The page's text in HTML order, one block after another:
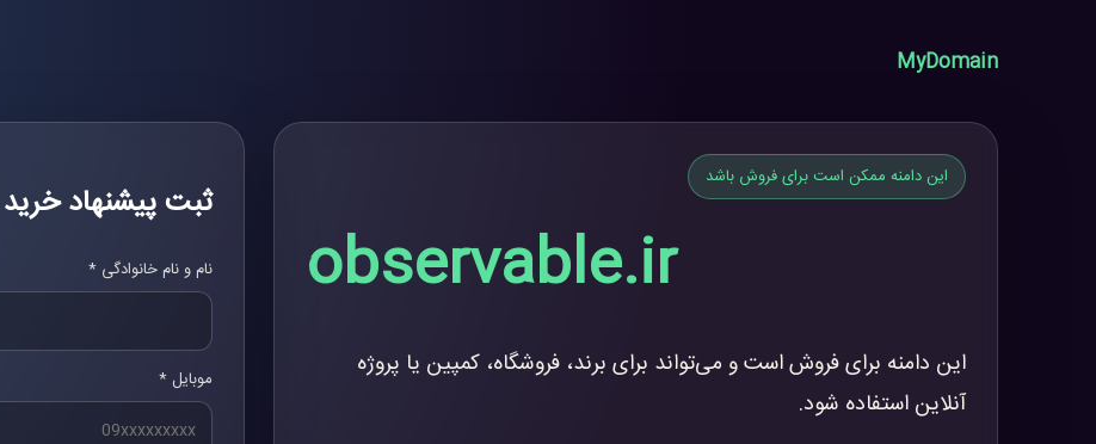
MyDomain
این دامنه ممکن است برای فروش باشد
observable.ir
این دامنه برای فروش است و می‌تواند برای برند، فروشگاه، کمپین یا پروژه
آنلاین استفاده شود.
ثبت پیشنهاد خرید
نام و نام خانوادگی *
موبایل *